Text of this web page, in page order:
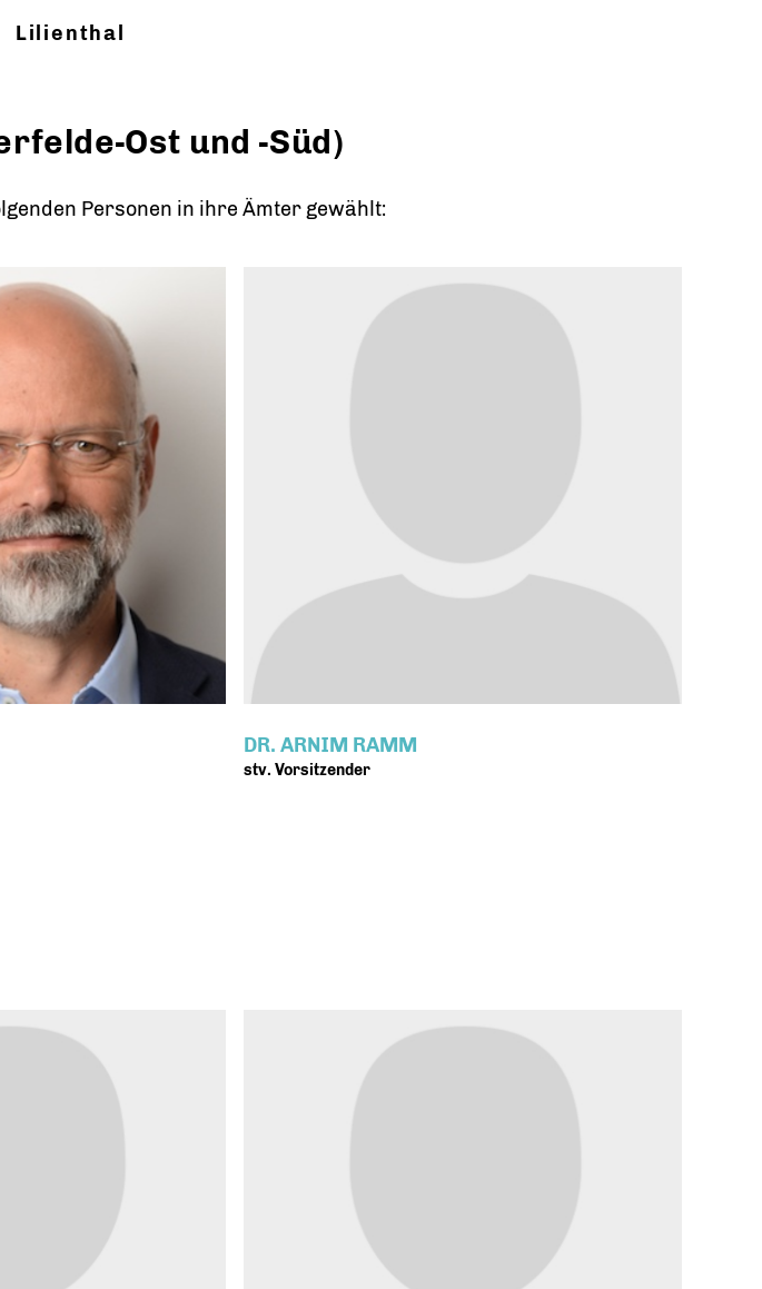
Lilienthal
Ost und -Süd)
Personen in ihre Ämter gewählt:
DR. ARNIM RAMM
stv. Vorsitzender